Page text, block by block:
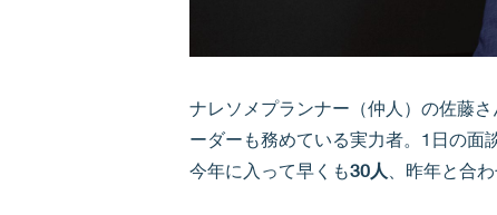
ナレソメプランナー（仲人）の佐藤
ーダーも務めている実力者。1日の面
今年に入って早くも30人 、昨年と合